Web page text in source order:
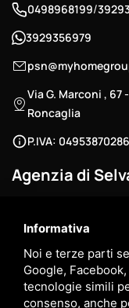
Informativa
Noi e terze parti
Google,
tecnologie simili
consenso, anche
0498968199/
3929356979
Via G. Marconi ,
Roncaglia
P.IVA: 04953870286
Agenzia di
3881003229
Via Padova , 12/E -